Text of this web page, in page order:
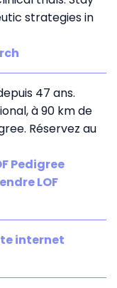
strategies in
47 ans.
à 90 km de
Réservez au
Pedigree
LOF
internet